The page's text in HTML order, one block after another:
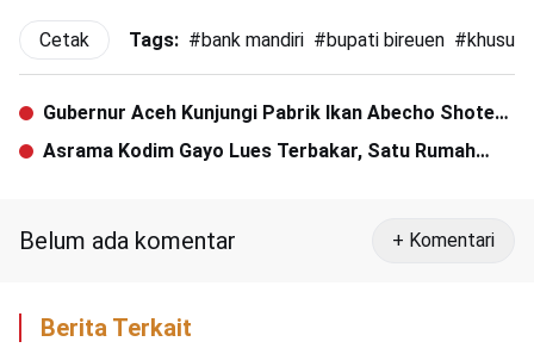
Cetak Tags: #bank mandiri #bupati bireuen #khusus
Gubernur Aceh Kunjungi Pabrik Ikan Abecho Shoten
di Jepang
Asrama Kodim Gayo Lues Terbakar, Satu Rumah
Belum ada komentar + Komentari
Berita Terkait